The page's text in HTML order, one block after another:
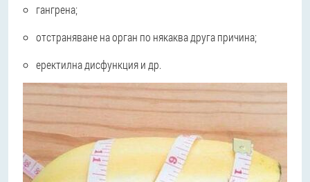
гангрена;
отстраняване на орган по някаква друга причина;
еректилна дисфункция и др.